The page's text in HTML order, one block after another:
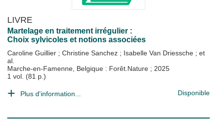
LIVRE
Martelage en traitement irrégulier :
Choix sylvicoles et notions associées
Caroline Guillier ; Christine Sanchez ; Isabelle Van Driessche ; et
al.
Marche-en-Famenne, Belgique : Forêt.Nature ; 2025
1 vol. (81 p.)
Plus d'information... Disponible